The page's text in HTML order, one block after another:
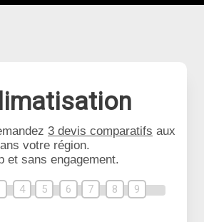
3 devis comparatifs aux
votre région.
et sans engagement.
4 5 6 7 8 9